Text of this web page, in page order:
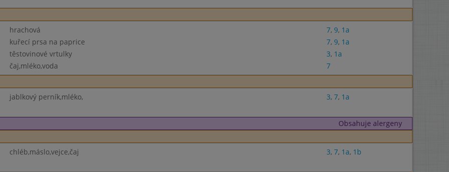
hrachová 7, 9, 1a
kuřecí prsa na paprice 7, 9, 1a
těstovinové vrtulky 3, 1a
čaj,mléko,voda
7
jablkový perník,mléko, 3, 7, 1a
Obsahuje alergeny
chléb,máslo,vejce,čaj 3, 7, 1a, 1b